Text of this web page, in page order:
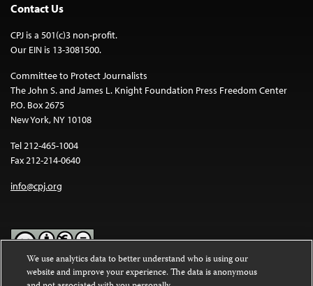
Contact Us
CPJ is a 501(c)3 non-profit.
Our EIN is 13-3081500.
Committee to Protect Journalists
The John S. and James L. Knight Foundation Press Freedom Center
P.O. Box 2675
New York, NY 10108
Tel 212-465-1004
Fax 212-214-0640
info@cpj.org
Except where noted, text on this website is licensed under a
We use analytics data to better understand who is using our
website and improve your experience. The data is anonymous